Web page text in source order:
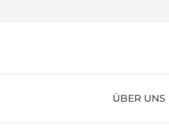
ÜBER UNS